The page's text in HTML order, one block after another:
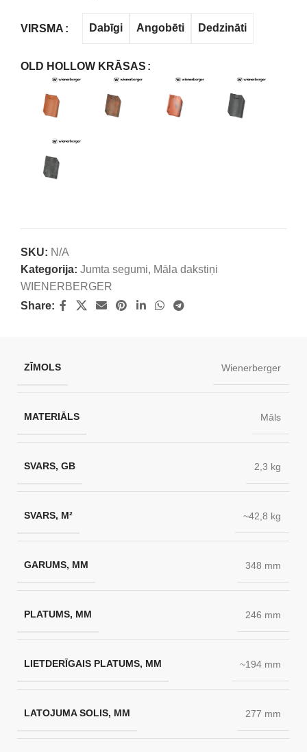
VIRSMA Dabīgi Angobēti Dedzināti
OLD HOLLOW KRĀSAS
SKU: N/A
Kategorija: Jumta segumi, Māla dakstiņi
WIENERBERGER
Share:
ZĪMOLS Wienerberger
MATERIĀLS Māls
SVARS, GB 2,3 kg
SVARS, M² ~42,8 kg
GARUMS, MM 348 mm
PLATUMS, MM 246 mm
LIETDERĪGAIS PLATUMS, MM ~194 mm
LATOJUMA SOLIS, MM 277 mm